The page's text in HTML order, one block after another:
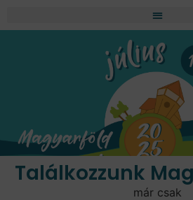
Találkozzunk
már csak